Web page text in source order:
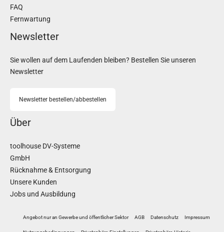
FAQ
Fernwartung
Newsletter
Sie wollen auf dem Laufenden bleiben? Bestellen Sie unseren
Newsletter
Newsletter bestellen/abbestellen
Über
toolhouse DV-Systeme
GmbH
Rücknahme & Entsorgung
Unsere Kunden
Jobs und Ausbildung
Angebot nur an Gewerbe und öffentlicher Sektor AGB Datenschutz Impressum